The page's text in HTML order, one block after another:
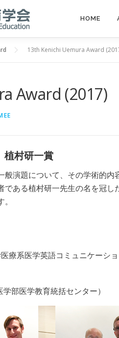
HOME
13th Kenichi Uemura Award
Award (2017)
村研一賞
演題について、その学術的
ある植村研一先生の名を冠
療系医学英語コミュニケーシ
部医学教育統括センター）